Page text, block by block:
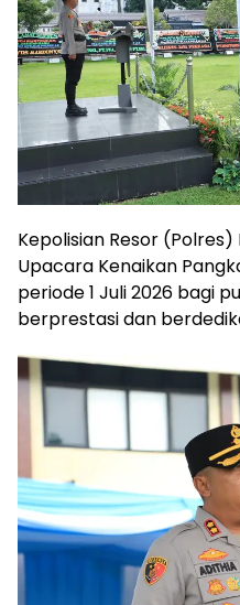
Kepolisian Resor
Upacara Kenaikan
periode 1 Juli 2026 bagi
berprestasi dan